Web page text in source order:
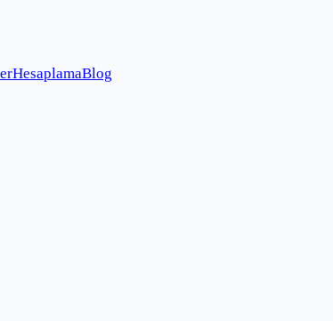
HesaplamaBlog